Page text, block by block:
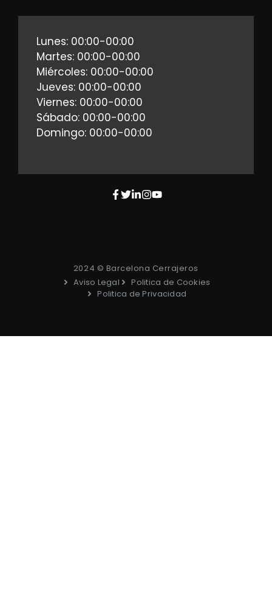
Lunes: 00:00-00:00
Martes: 00:00-00:00
Miércoles: 00:00-00:00
Jueves: 00:00-00:00
Viernes: 00:00-00:00
Sábado: 00:00-00:00
Domingo: 00:00-00:00
2024 © Barcelona Cerrajeros
Aviso Legal
Politica de Cookies
Politica de Privacidad